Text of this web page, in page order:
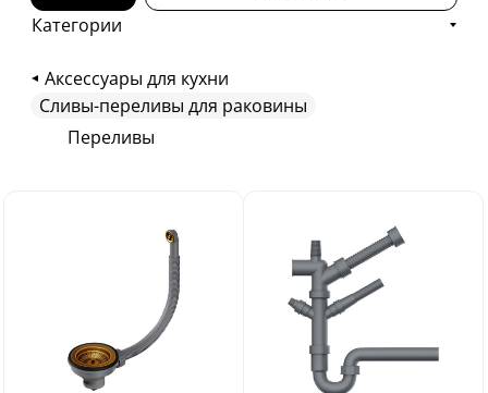
Категории
Аксессуары для кухни
Сливы-переливы для раковины
Переливы